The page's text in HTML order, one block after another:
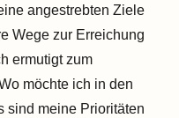
angestrebten Ziele
Wege zur Erreichung
ermutigt zum
möchte ich in den
sind meine Prioritäten